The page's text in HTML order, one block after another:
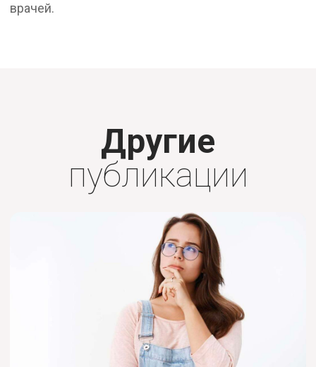
врачей.
Другие
публикации